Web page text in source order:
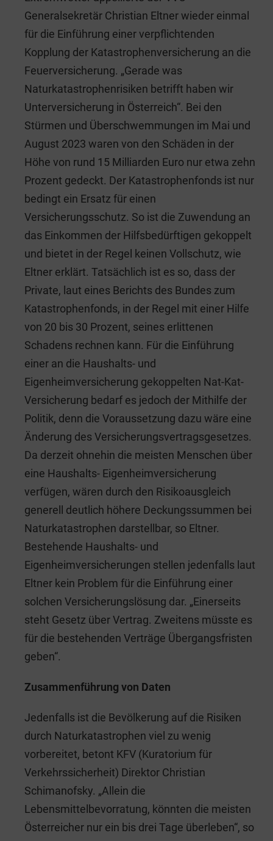
Generalsekretär Christian Eltner wieder einmal
für die Einführung einer verpflichtenden
Kopplung der Katastrophenversicherung an die
Feuerversicherung. „Gerade was
Naturkatastrophenrisiken betrifft haben wir
Unterversicherung in Österreich“. Bei den
Stürmen und Überschwemmungen im Mai und
August 2023 waren von den Schäden in der
Höhe von rund 15 Milliarden Euro nur etwa zehn
Prozent gedeckt. Der Katastrophenfonds ist nur
bedingt ein Ersatz für einen
Versicherungsschutz. So ist die Zuwendung an
das Einkommen der Hilfsbedürftigen gekoppelt
und bietet in der Regel keinen Vollschutz, wie
Eltner erklärt. Tatsächlich ist es so, dass der
Private, laut eines Berichts des Bundes zum
Katastrophenfonds, in der Regel mit einer Hilfe
von 20 bis 30 Prozent, seines erlittenen
Schadens rechnen kann. Für die Einführung
einer an die Haushalts- und
Eigenheimversicherung gekoppelten Nat-Kat-
Versicherung bedarf es jedoch der Mithilfe der
Politik, denn die Voraussetzung dazu wäre eine
Änderung des Versicherungsvertragsgesetzes.
Da derzeit ohnehin die meisten Menschen über
eine Haushalts- Eigenheimversicherung
verfügen, wären durch den Risikoausgleich
generell deutlich höhere Deckungssummen bei
Naturkatastrophen darstellbar, so Eltner.
Bestehende Haushalts- und
Eigenheimversicherungen stellen jedenfalls laut
Eltner kein Problem für die Einführung einer
solchen Versicherungslösung dar. „Einerseits
steht Gesetz über Vertrag. Zweitens müsste es
für die bestehenden Verträge Übergangsfristen
geben“.
Zusammenführung von Daten
Jedenfalls ist die Bevölkerung auf die Risiken
durch Naturkatastrophen viel zu wenig
vorbereitet, betont KFV (Kuratorium für
Verkehrssicherheit) Direktor Christian
Schimanofsky. „Allein die
Lebensmittelbevorratung, könnten die meisten
Österreicher nur ein bis drei Tage überleben“, so